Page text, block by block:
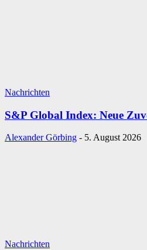
Nachrichten
S&P Global Index: Neue
Alexander Görbing - 5. August 2026
Nachrichten